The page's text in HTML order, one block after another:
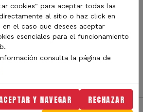
las novedades de MotorLand
noticias sobre eventos,
novedades del circuito y
por categoría o tipo de contenido y
del mundo del motor.
cookies" para aceptar todas las
al sitio o haz click en
en el caso que desees aceptar
esenciales para el funcionamiento
consulta la página de
Y NAVEGAR RECHAZAR